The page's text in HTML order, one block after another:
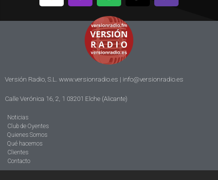
Versión Radio, S.L. www.versionradio.es | info@versionradio.es
Calle Verónica 16, 2, 1 03201 Elche (Alicante)
Noticias
Club de Oyentes
Quienes Somos
Qué hacemos
Clientes
Contacto